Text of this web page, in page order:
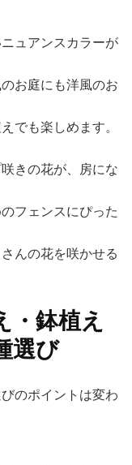
ュアンスカラーが
お庭にも洋風のお
でも楽しめます。
きの花が、房にな
フェンスにぴった
んの花を咲かせる
・鉢植え
選び
のポイントは変わ